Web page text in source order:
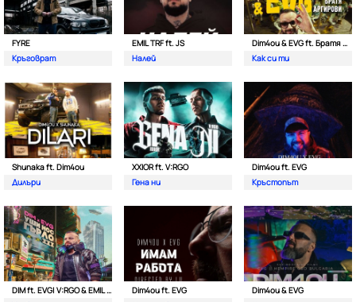
FYRE
Кръговрат
EMIL TRF ft. JS
Налей
Dim4ou & EVG ft. Братя Аргирови
Как си ти
Shunaka ft. Dim4ou
Дилъри
XXIOR ft. V:RGO
Гена ни
Dim4ou ft. EVG
Кръстопът
DIM ft. EVG| V:RGO & EMIL TRF
Dim4ou ft. EVG
Dim4ou & EVG